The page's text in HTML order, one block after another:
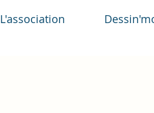
L'association